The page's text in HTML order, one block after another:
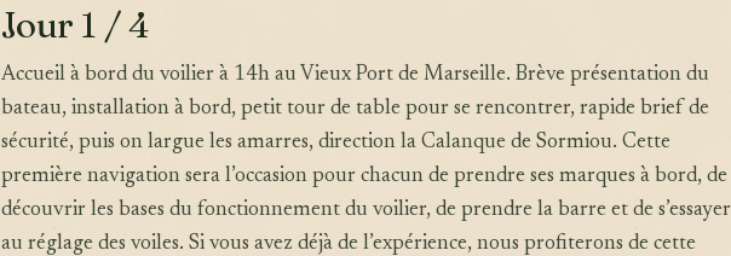
Jour 1 / 4
Accueil à bord du voilier à 14h au Vieux Port de Marseille. Brève présentation du
bateau, installation à bord, petit tour de table pour se rencontrer, rapide brief de
sécurité, puis on largue les amarres, direction la Calanque de Sormiou. Cette
première navigation sera l’occasion pour chacun de prendre ses marques à bord, de
découvrir les bases du fonctionnement du voilier, de prendre la barre et de s’essayer
au réglage des voiles. Si vous avez déjà de l’expérience, nous profiterons de cette